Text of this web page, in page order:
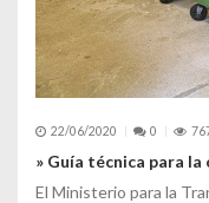
22/06/2020 0
» Guía técnica para
El Ministerio para la